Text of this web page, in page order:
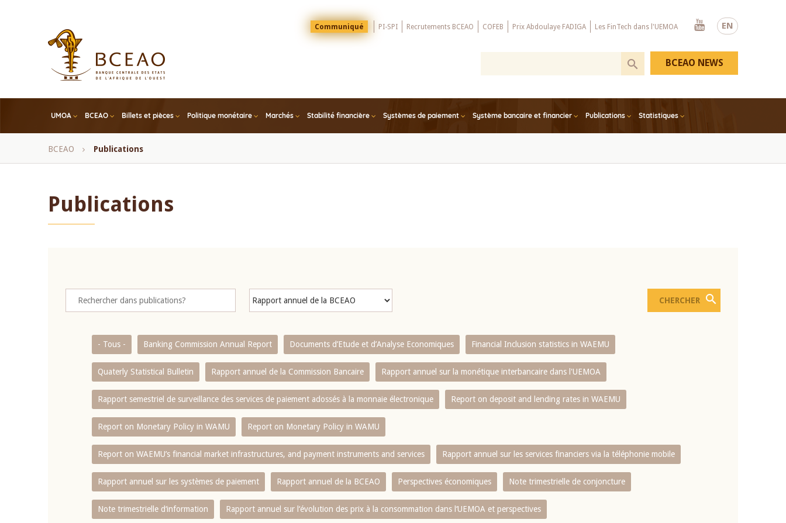
EN
Menu
Top
Communiqué PI-SPI Recrutements BCEAO COFEB Prix Abdoulaye FADIGA Les FinTech dans l'UEMOA
Youtube
UMOA BCEAO Billets et pièces Politique monétaire Marchés Stabilité financière Systèmes de paiement Système bancaire et financier Publications Statistiques
BCEAO NEWS
Fil
BCEAO Publications
Publications
- Tous - Banking Commission Annual Report Documents d’Etude et d’Analyse Economiques Financial Inclusion statistics in WAEMU
Quaterly Statistical Bulletin Rapport annuel de la Commission Bancaire Rapport annuel sur la monétique interbancaire dans l'UEMOA
Rapport semestriel de surveillance des services de paiement adossés à la monnaie électronique Report on deposit and lending rates in WAEMU
Report on Monetary Policy in WAMU Report on Monetary Policy in WAMU
Report on WAEMU’s financial market infrastructures, and payment instruments and services Rapport annuel sur les services financiers via la téléphonie mobile
Rapport annuel sur les systèmes de paiement Rapport annuel de la BCEAO Perspectives économiques Note trimestrielle de conjoncture
Note trimestrielle d‘information Rapport annuel sur l‘évolution des prix à la consommation dans l‘UEMOA et perspectives